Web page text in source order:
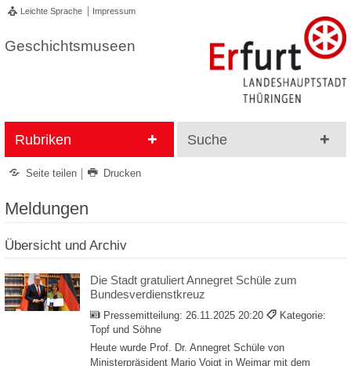
Leichte Sprache Impressum
Geschichtsmuseen
Rubriken Suche
Seite teilen Drucken
Meldungen
Übersicht und Archiv
Die Stadt gratuliert Annegret Schüle zum
Bundesverdienstkreuz
Pressemitteilung: 26.11.2025 20:20
Kategorie:
Topf und Söhne
Heute wurde Prof. Dr. Annegret Schüle von
Ministerpräsident Mario Voigt in Weimar mit dem